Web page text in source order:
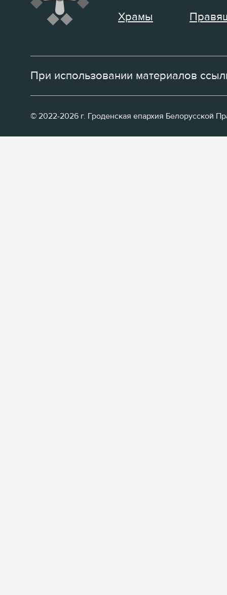
Храмы
При использовании материалов
© 2022-2026 г. Гроденская епархия Белорусской